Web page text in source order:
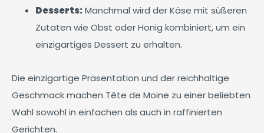
Desserts:Manchmal wird der Käse mit süßeren
Zutaten wie Obst oder Honig kombiniert, um ein
einzigartiges Dessert zu erhalten.
Die einzigartige Präsentation und der reichhaltige
Geschmack machen Tête de Moine zu einer beliebten
Wahl sowohl in einfachen als auch in raffinierten
Gerichten.